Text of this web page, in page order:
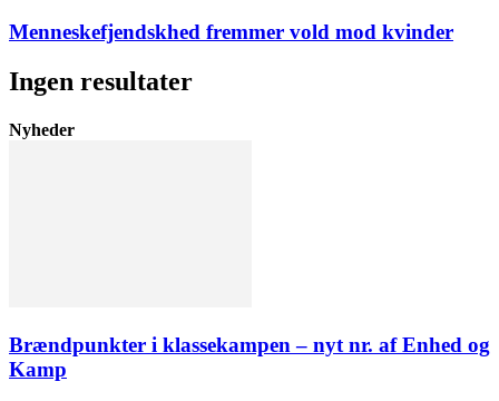
Menneskefjendskhed fremmer vold mod kvinder
Ingen resultater
Nyheder
Brændpunkter i klassekampen – nyt nr. af Enhed og
Kamp